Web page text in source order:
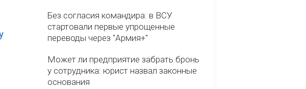
Без согласия командира: в ВСУ
стартовали первые упрощенные
переводы через "Армия+"
Может ли предприятие забрать бронь
у сотрудника: юрист назвал законные
основания